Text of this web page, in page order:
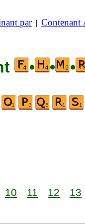
par| Contenant
• • •
10 11 12 13